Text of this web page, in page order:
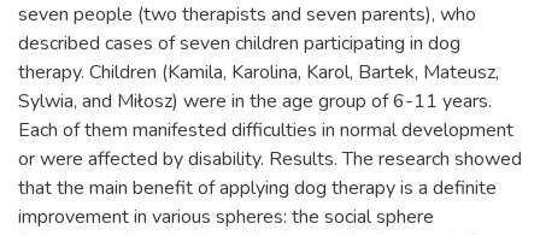
seven people (two therapists and seven parents), who
described cases of seven children participating in dog
therapy. Children (Kamila, Karolina, Karol, Bartek, Mateusz,
Sylwia, and Miłosz) were in the age group of 6-11 years.
Each of them manifested difficulties in normal development
or were affected by disability. Results. The research showed
that the main benefit of applying dog therapy is a definite
improvement in various spheres: the social sphere